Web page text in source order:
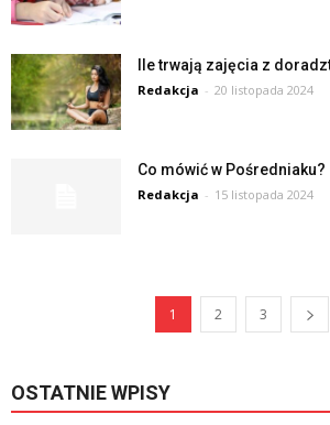
Ile trwają zajęcia z
Redakcja - 20 listopada 2024
Co mówić w Pośredniaku?
Redakcja - 15 listopada 2024
1 2 3
OSTATNIE WPISY